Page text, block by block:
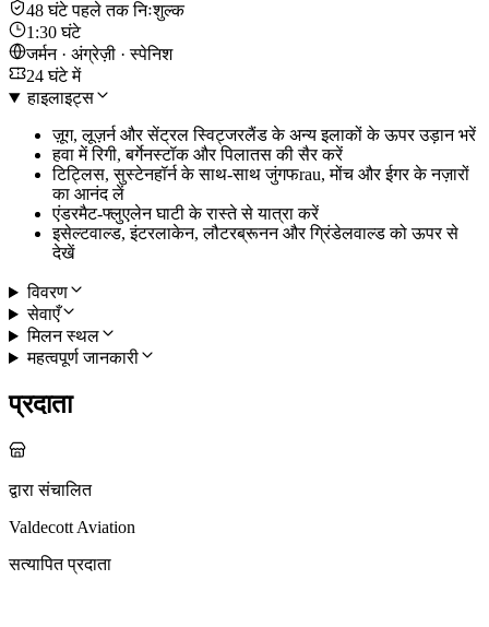
48 घंटे पहले तक निःशुल्क
1:30 घंटे
जर्मन · अंग्रेज़ी · स्पेनिश
24 घंटे में
हाइलाइट्स
ज़ूग, लूज़र्न और सेंट्रल स्विट्जरलैंड के अन्य इलाकों के ऊपर उड़ान भरें
हवा में रिगी, बर्गेनस्टॉक और पिलातस की सैर करें
टिट्लिस, सुस्टेनहॉर्न के साथ-साथ जुंगफrau, मोंच और ईगर के नज़ारों
का आनंद लें
एंडरमैट-फ्लुएलेन घाटी के रास्ते से यात्रा करें
इसेल्टवाल्ड, इंटरलाकेन, लौटरब्रूनन और ग्रिंडेलवाल्ड को ऊपर से
देखें
विवरण
सेवाएँ
मिलन स्थल
महत्वपूर्ण जानकारी
प्रदाता
द्वारा संचालित
Valdecott Aviation
सत्यापित प्रदाता